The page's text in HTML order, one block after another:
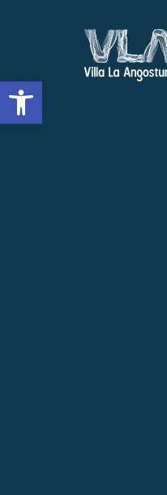
Open toolbar